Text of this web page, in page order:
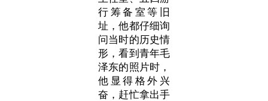
行筹备室等旧
址，他都仔细询
问当时的历史情
形，看到青年毛
泽东的照片时，
他显得格外兴
奋，赶忙拿出手